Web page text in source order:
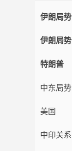
伊朗局势
伊朗局势
特朗普
中东局势
美国
中印关系